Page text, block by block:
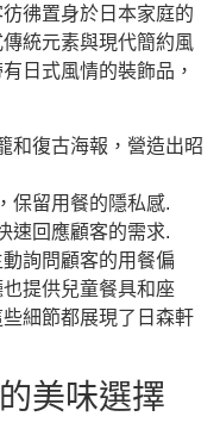
彿置身於日本家庭的
統元素與現代簡約風
日式風情的裝飾品，
和復古海報，營造出昭
保留用餐的隱私感.
速回應顧客的需求.
詢問顧客的用餐偏
提供兒童餐具和座
細節都展現了日森軒
美味選擇